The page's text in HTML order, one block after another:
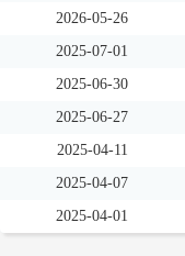
2026-05-26
2025-07-01
2025-06-30
2025-06-27
2025-04-11
2025-04-07
2025-04-01